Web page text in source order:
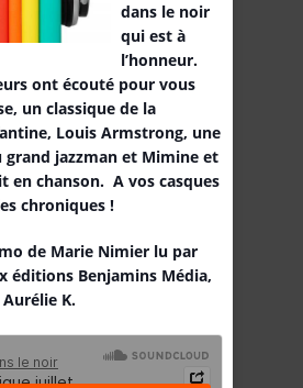
dans le noir
qui est à
l’honneur.
ont écouté pour vous
un classique de la
Louis Armstrong, une
grand jazzman et Mimine et
en chanson. A vos casques
chroniques !
de Marie Nimier lu par
éditions Benjamins Média,
K.